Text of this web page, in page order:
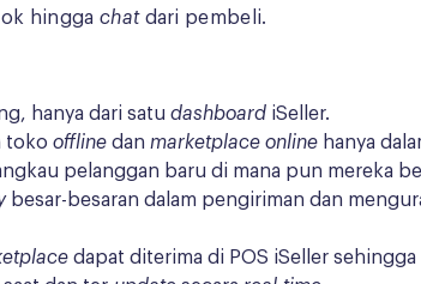
hingga chat dari pembeli.
hanya dari satu dashboard iSeller.
toko offline dan marketplace online hanya
pelanggan baru di mana pun mereka
besar-besaran dalam pengiriman dan
dapat diterima di POS iSeller